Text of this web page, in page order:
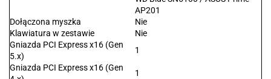
AP201
Dołączona myszka
Nie
Klawiatura w zestawie
Nie
Gniazda PCI Express x16 (Gen
5.x)
1
Gniazda PCI Express x16 (Gen
1